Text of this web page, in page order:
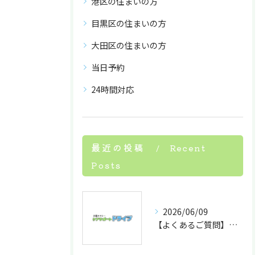
目黒区の住まいの方
大田区の住まいの方
当日予約
24時間対応
最近の投稿
Recent
Posts
2026/06/09
【よくあるご質問】ケアサポートドライブの通院送迎付き添いサービスについて